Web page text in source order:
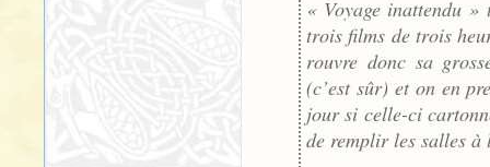
« Voyage inattendu
trois films de trois
rouvre donc sa
(c’est sûr) et on en
jour si celle-ci
de remplir les salles à